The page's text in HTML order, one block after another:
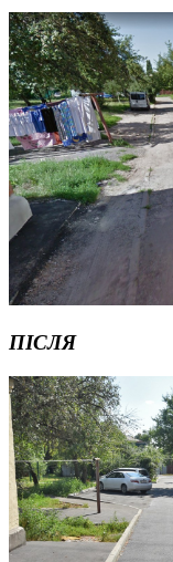
ПІСЛЯ